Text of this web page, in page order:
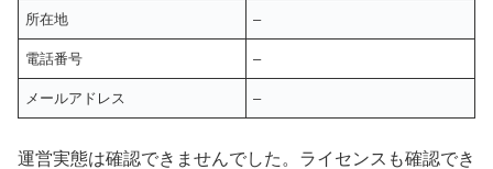
所在地 –
電話番号 –
メールアドレス –
運営実態は確認できませんでした。ライセンスも確認でき